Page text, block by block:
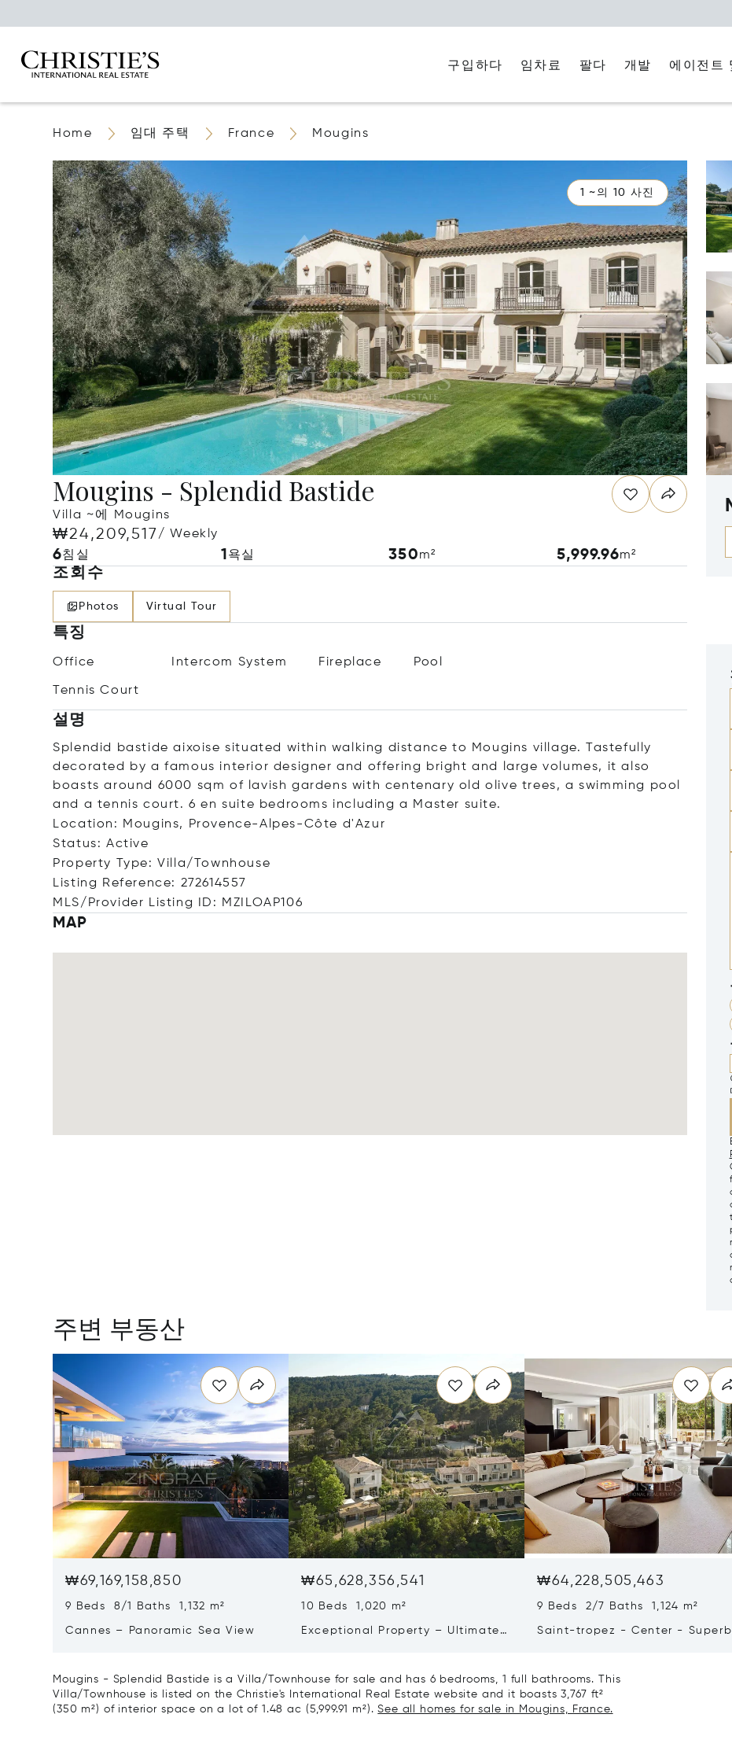
구입하다 임차료 팔다 개발 에이전트
Home 임대 주택 France Mougins
1 ~의 10 사진
Mougins - Splendid Bastide
Villa ~에 Mougins
₩24,209,517/ Weekly
6침실 1욕실 350m² 5,999.96m²
조회수
Photos Virtual Tour
특징
Office Intercom System Fireplace Pool
Tennis Court
설명
Splendid bastide aixoise situated within walking distance to Mougins village. Tastefully
decorated by a famous interior designer and offering bright and large volumes, it also
boasts around 6000 sqm of lavish gardens with centenary old olive trees, a swimming pool
and a tennis court. 6 en suite bedrooms including a Master suite.
Location: Mougins, Provence-Alpes-Côte d'Azur
Status: Active
Property Type: Villa/Townhouse
Listing Reference: 272614557
MLS/Provider Listing ID: MZILOAP106
MAP
주변 부동산
₩69,169,158,850
9 Beds 8/1 Baths 1,132 m²
Cannes – Panoramic Sea View
₩65,628,356,541
10 Beds 1,020 m²
Exceptional Property – Ultimate
₩64,228,505,463
9 Beds 2/7 Baths 1,124 m²
Saint-tropez - Center - Superb
Mougins - Splendid Bastide is a Villa/Townhouse for sale and has 6 bedrooms, 1 full bathrooms. This
Villa/Townhouse is listed on the Christie's International Real Estate website and it boasts 3,767 ft²
(350 m²) of interior space on a lot of 1.48 ac (5,999.91 m²).See all homes for sale in Mougins, France.